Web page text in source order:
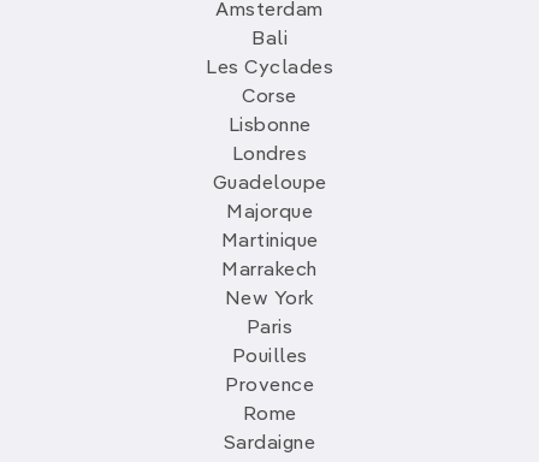
Amsterdam
Bali
Les Cyclades
Corse
Lisbonne
Londres
Guadeloupe
Majorque
Martinique
Marrakech
New York
Paris
Pouilles
Provence
Rome
Sardaigne